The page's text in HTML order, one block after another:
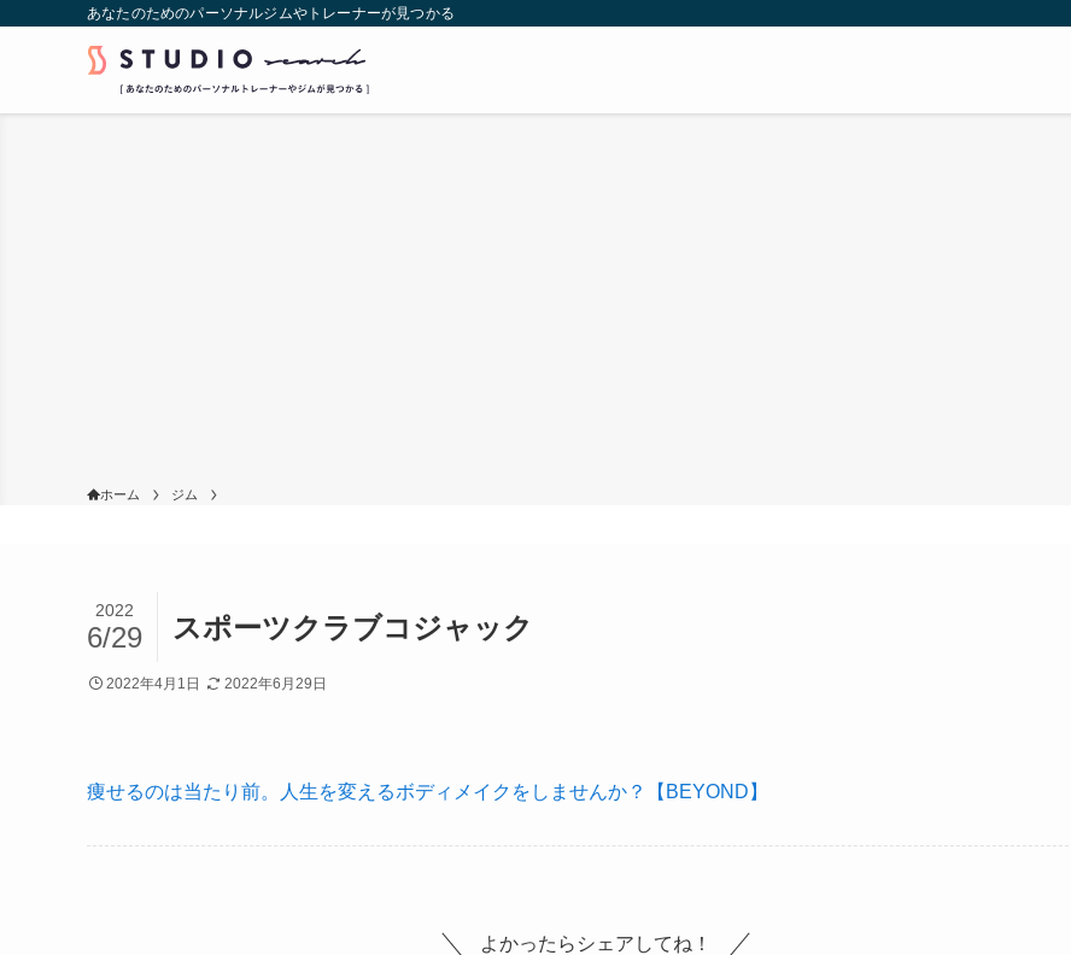
あなたのためのパーソナルジムやトレーナーが見つかる
ホーム ジム
スポーツクラブコジャック
2022
6/29
2022年4月1日 2022年6月29日
痩せるのは当たり前。人生を変えるボディメイクをしませんか？【BEYOND】
よかったらシェアしてね！